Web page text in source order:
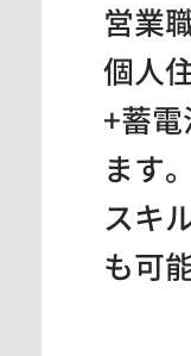
営業
個人
+蓄
ます。
スキ
も可